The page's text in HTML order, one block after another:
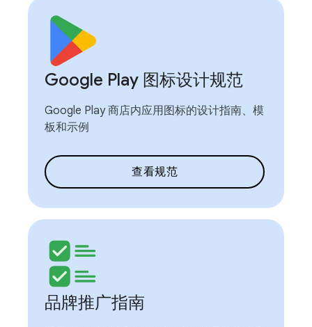
Google Play 图标设计规范
Google Play 商店内应用图标的设计指南、模
板和示例
查看规范
品牌推广指南